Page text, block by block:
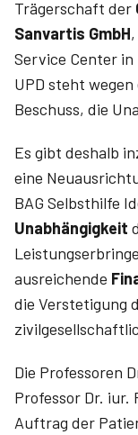
Trägerschaft der
Sanvartis GmbH
Service Center
UPD steht
Beschuss, die
Es gibt deshalb
eine
BAG Selbsthilfe
Unabhängigkeit
ausreichende
die Verstetigung
Die Professoren
Professor Dr. iur.
Auftrag der